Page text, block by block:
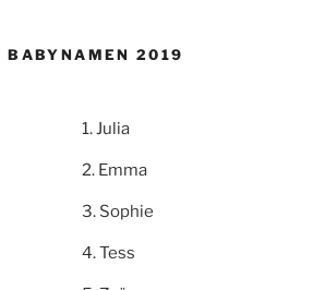
BABYNAMEN 2019
Julia
Emma
Sophie
Tess